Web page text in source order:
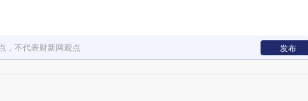
，不代表财新网观点 发布